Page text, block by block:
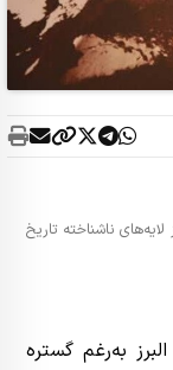
ناشناخته تاریخ
به‌رغم گستره